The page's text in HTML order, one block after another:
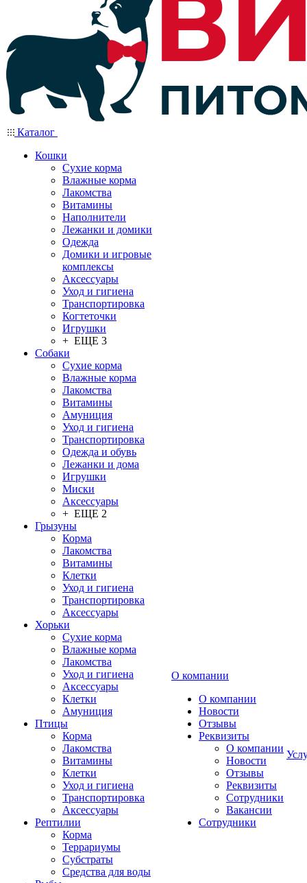
Каталог
Кошки
Сухие корма
Влажные корма
Лакомства
Витамины
Наполнители
Лежанки и домики
Одежда
Домики и игровые
комплексы
Аксессуары
Уход и гигиена
Транспортировка
Когтеточки
Игрушки
+ ЕЩЕ 3
Собаки
Сухие корма
Влажные корма
Лакомства
Витамины
Амуниция
Уход и гигиена
Транспортировка
Одежда и обувь
Лежанки и дома
Игрушки
Миски
Аксессуары
+ ЕЩЕ 2
Грызуны
Корма
Лакомства
Витамины
Клетки
Уход и гигиена
Транспортировка
Аксессуары
Хорьки
Сухие корма
Влажные корма
Лакомства
Уход и гигиена
Аксессуары
Клетки
Амуниция
Птицы
Корма
Лакомства
Витамины
Клетки
Уход и гигиена
Транспортировка
Аксессуары
Рептилии
Корма
Террариумы
Субстраты
Средства для воды
О компании
О компании
Новости
Отзывы
Реквизиты
О компании
Новости
Отзывы
Реквизиты
Сотрудники
Вакансии
Сотрудники